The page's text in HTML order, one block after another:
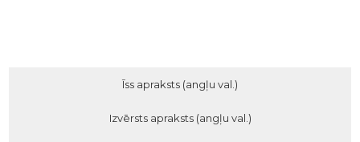
Īss apraksts (angļu val.)
Izvērsts apraksts (angļu val.)